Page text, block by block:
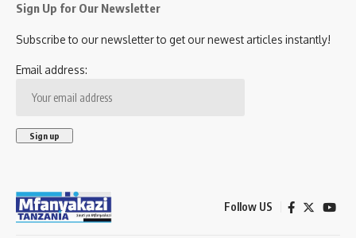
Sign Up for Our Newsletter
Subscribe to our newsletter to get our newest articles instantly!
Email address:
Follow US